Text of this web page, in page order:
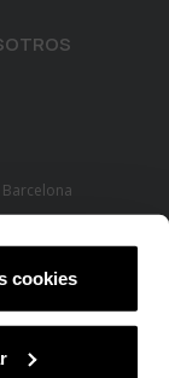
cookies